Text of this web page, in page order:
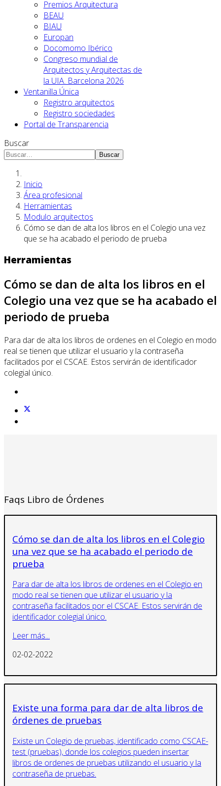
Premios Arquitectura
BEAU
BIAU
Europan
Docomomo Ibérico
Congreso mundial de
Arquitectos y Arquitectas de
la UIA. Barcelona 2026
Ventanilla Única
Registro arquitectos
Registro sociedades
Portal de Transparencia
Buscar
Buscar
Inicio
Área profesional
Herramientas
Modulo arquitectos
Cómo se dan de alta los libros en el Colegio una vez
que se ha acabado el periodo de prueba
Herramientas
Cómo se dan de alta los libros en el
Colegio una vez que se ha acabado el
periodo de prueba
Para dar de alta los libros de ordenes en el Colegio en modo
real se tienen que utilizar el usuario y la contraseña
facilitados por el CSCAE. Estos servirán de identificador
colegial único.
Faqs Libro de Órdenes
Cómo se dan de alta los libros en el Colegio
una vez que se ha acabado el periodo de
prueba
Para dar de alta los libros de ordenes en el Colegio en
modo real se tienen que utilizar el usuario y la
contraseña facilitados por el CSCAE. Estos servirán de
identificador colegial único.
Leer más...
02-02-2022
Existe una forma para dar de alta libros de
órdenes de pruebas
Existe un Colegio de pruebas, identificado como CSCAE-
test (pruebas), donde los colegios pueden insertar
libros de ordenes de pruebas utilizando el usuario y la
contraseña de pruebas.